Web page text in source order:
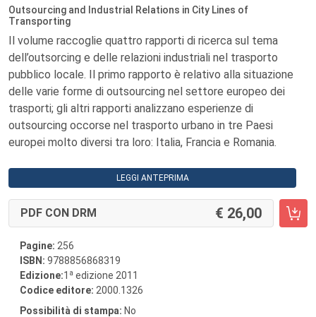
Outsourcing and Industrial Relations in City Lines of
Transporting
Il volume raccoglie quattro rapporti di ricerca sul tema
dell’outsorcing e delle relazioni industriali nel trasporto
pubblico locale. Il primo rapporto è relativo alla situazione
delle varie forme di outsourcing nel settore europeo dei
trasporti; gli altri rapporti analizzano esperienze di
outsourcing occorse nel trasporto urbano in tre Paesi
europei molto diversi tra loro: Italia, Francia e Romania.
LEGGI ANTEPRIMA
PDF CON DRM 26,00
Pagine: 256
ISBN: 9788856868319
Edizione:1 a edizione 2011
Codice editore: 2000.1326
Possibilità di stampa: No